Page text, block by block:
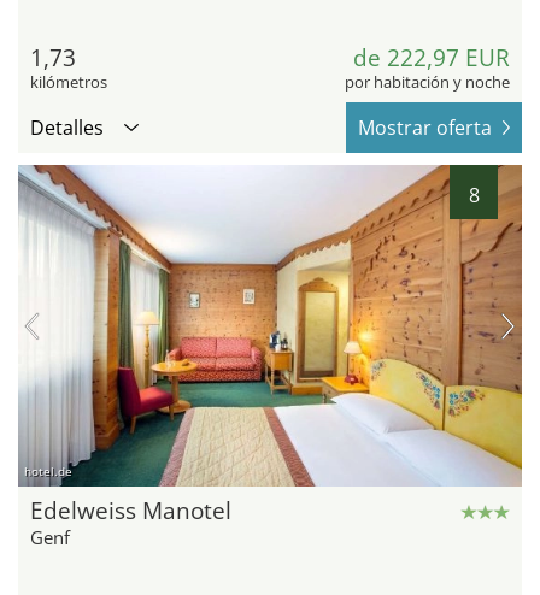
1,73
kilómetros
de 222,97 EUR
por habitación y noche
Detalles Mostrar oferta
8
hotel.de
Edelweiss Manotel
Genf